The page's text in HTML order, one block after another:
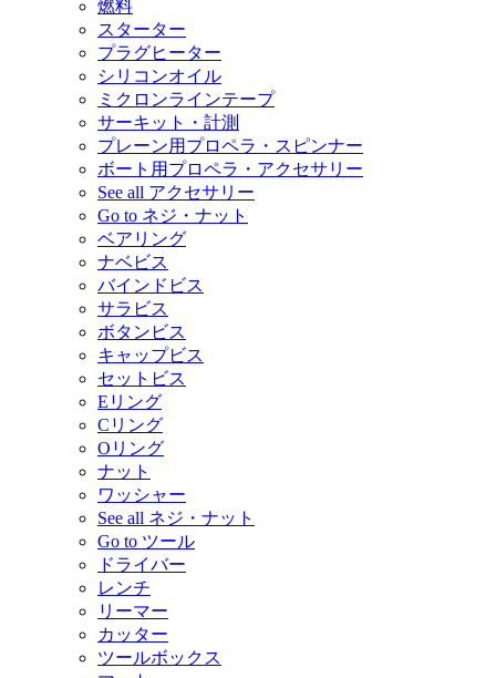
燃料
スターター
プラグヒーター
シリコンオイル
ミクロンラインテープ
サーキット・計測
プレーン用プロペラ・スピンナー
ボート用プロペラ・アクセサリー
See all アクセサリー
Go to ネジ・ナット
ベアリング
ナベビス
バインドビス
サラビス
ボタンビス
キャップビス
セットビス
Eリング
Cリング
Oリング
ナット
ワッシャー
See all ネジ・ナット
Go to ツール
ドライバー
レンチ
リーマー
カッター
ツールボックス